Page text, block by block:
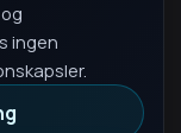
ingen